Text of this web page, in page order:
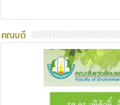
คณบดี